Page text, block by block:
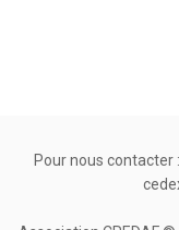
Pour nous contacter